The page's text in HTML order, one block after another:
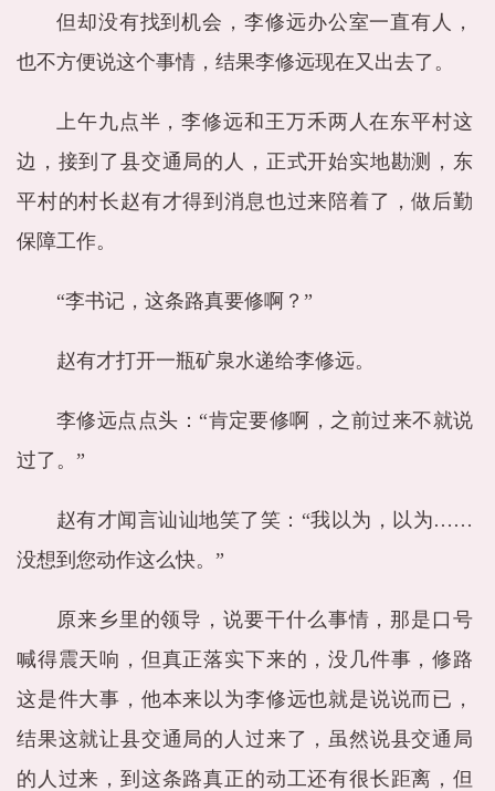
但却没有找到机会，李修远办公室一直有人，
也不方便说这个事情，结果李修远现在又出去了。
上午九点半，李修远和王万禾两人在东平村这
边，接到了县交通局的人，正式开始实地勘测，东
平村的村长赵有才得到消息也过来陪着了，做后勤
保障工作。
“李书记，这条路真要修啊？”
赵有才打开一瓶矿泉水递给李修远。
李修远点点头：“肯定要修啊，之前过来不就说
过了。”
赵有才闻言讪讪地笑了笑：“我以为，以为……
没想到您动作这么快。”
原来乡里的领导，说要干什么事情，那是口号
喊得震天响，但真正落实下来的，没几件事，修路
这是件大事，他本来以为李修远也就是说说而已，
结果这就让县交通局的人过来了，虽然说县交通局
的人过来，到这条路真正的动工还有很长距离，但